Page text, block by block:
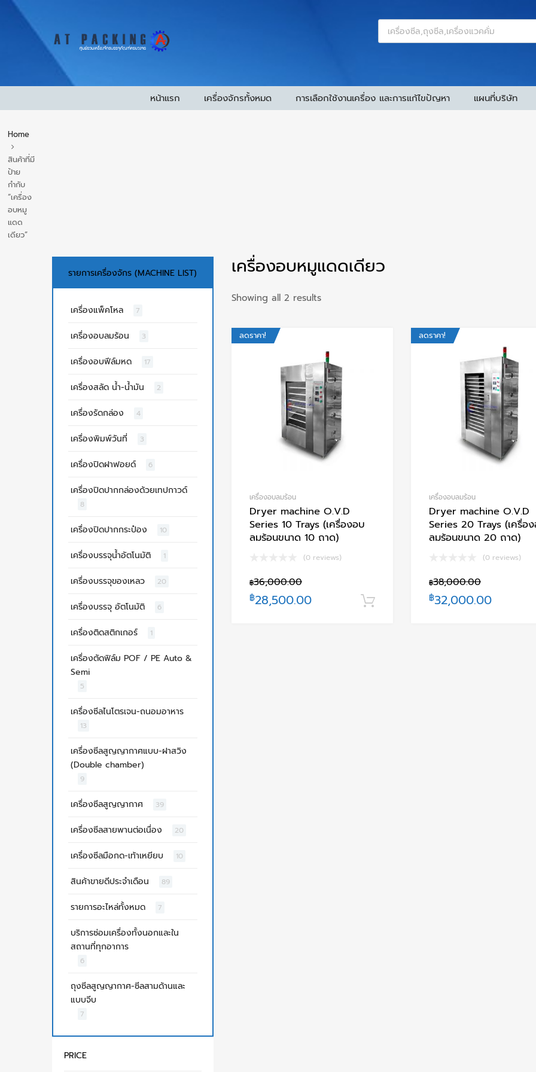
หน้าแรก เครื่องจักรทั้งหมด การเลือกใช้งานเครื่อง และการแก้ไขปัญหา แผนที่บริษัท
Home
สินค้าที่มี
ป้าย
กำกับ
“เครื่อง
อบหมู
แดด
เดียว”
เครื่องอบหมูแดดเดียว
Showing all 2 results
ลดราคา!
เครื่องอบลมร้อน
Dryer machine O.V.D
Series 10 Trays (เครื่องอบ
ลมร้อนขนาด 10 ถาด)
(0 reviews)
฿36,000.00
฿28,500.00 หยิบใส่ตะกร้า
ลดราคา!
เครื่องอบลมร้อน
Dryer machine O.V.D
Series 20 Trays (เครื่อ
ลมร้อนขนาด 20 ถาด)
(0 reviews)
฿38,000.00
฿32,000.00
รายการเครื่องจักร (MACHINE LIST)
เครื่องแพ็คโหล 7
เครื่องอบลมร้อน 3
เครื่องอบฟีล์มหด 17
เครื่องสลัด น้ำ-น้ำมัน 2
เครื่องรัดกล่อง 4
เครื่องพิมพ์วันที่ 3
เครื่องปิดฝาฟอยด์ 6
เครื่องปิดปากกล่องด้วยเทปกาวด์
8
เครื่องปิดปากกระป๋อง 10
เครื่องบรรจุน้ำอัตโนมัติ 1
เครื่องบรรจุของเหลว 20
เครื่องบรรจุ อัตโนมัติ 6
เครื่องติดสติกเกอร์ 1
เครื่องตัดฟิล์ม POF / PE Auto &
Semi
5
เครื่องซีลไนโตรเจน-ถนอมอาหาร
13
เครื่องซีลสูญญากาศแบบ-ฝาสวิง
(Double chamber)
9
เครื่องซีลสูญญากาศ 39
เครื่องซีลสายพานต่อเนื่อง 20
เครื่องซีลมือกด-เท้าเหยียบ 10
สินค้าขายดีประจำเดือน 89
รายการอะไหล่ทั้งหมด 7
บริการซ่อมเครื่องทั้งนอกและใน
สถานที่ทุกอาการ
6
ถุงซีลสูญญากาศ-ซีลสามด้านและ
แบบจีบ
7
PRICE